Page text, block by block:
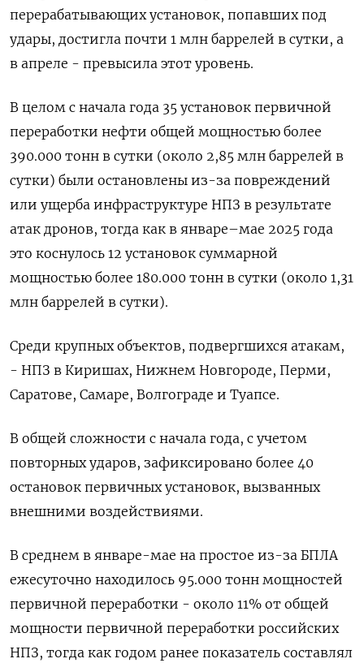
перерабатывающих установок, попавших под
удары, достигла почти 1 млн баррелей в сутки, а
в ‌апреле - превысила этот уровень.
В целом с начала года 35 установок первичной
переработки нефти общей мощностью более
390.000 тонн в сутки (около ​2,85 млн баррелей в
сутки) были остановлены из-за повреждений
или ущерба инфраструктуре НПЗ в результате
атак дронов, тогда как в ‌январе–мае 2025 года
это коснулось 12 установок суммарной
мощностью более 180.000 тонн в сутки (около 1,31
млн баррелей в сутки).
Среди крупных объектов, подвергшихся атакам,
- НПЗ в Киришах, Нижнем Новгороде, Перми,
Саратове, Самаре, Волгограде и Туапсе.
В ​общей сложности с начала года, ​с учетом
повторных ударов, зафиксировано более ‌40
остановок первичных установок, вызванных
внешними воздействиями.
В среднем в январе-мае на простое из-за БПЛА
ежесуточно находилось 95.000 тонн мощностей ​
первичной переработки - около 11% от общей
мощности первичной переработки российских
НПЗ, тогда как годом ранее показатель составлял